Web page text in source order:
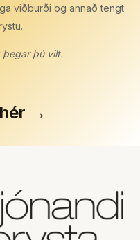
viðburði og annað tengt
þú vilt.
→